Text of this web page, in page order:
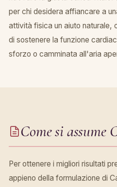
per chi desidera affiancare a
attività fisica un aiuto naturale,
di sostenere la funzione
sforzo o camminata all'aria
Come si assume
Per ottenere i migliori risultati
appieno della formulazione di